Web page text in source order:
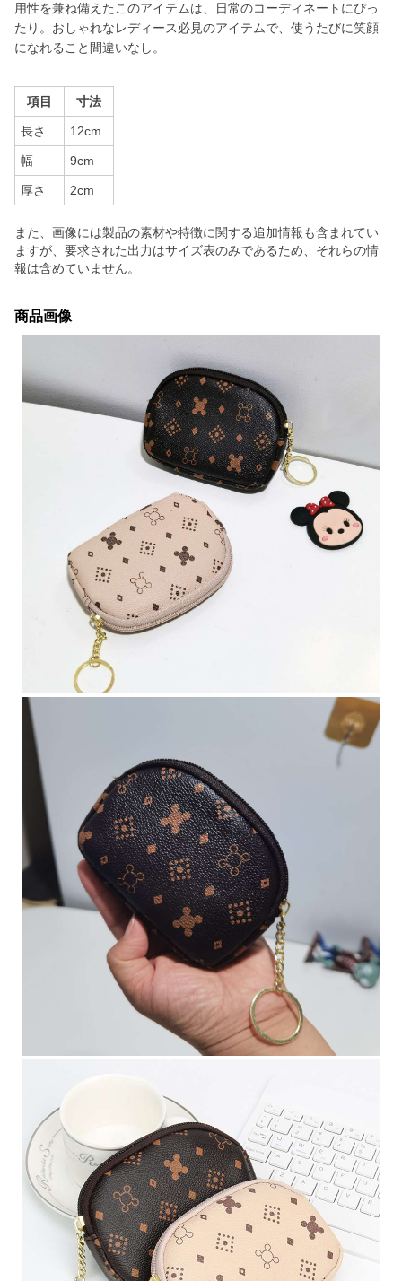
用性を兼ね備えたこのアイテムは、日常のコーディネートにぴっ
たり。おしゃれなレディース必見のアイテムで、使うたびに笑顔
になれること間違いなし。
項目 寸法
長さ 12cm
幅 9cm
厚さ 2cm
また、画像には製品の素材や特徴に関する追加情報も含まれてい
ますが、要求された出力はサイズ表のみであるため、それらの情
報は含めていません。
商品画像